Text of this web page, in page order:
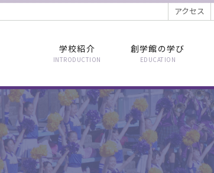
アクセス
学校紹介
INTRODUCTION
創学館の学び
EDUCATION